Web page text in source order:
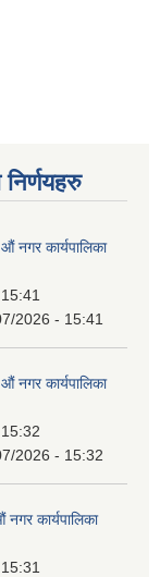
निर्णयहरु
कार्यपालिका
2026 - 15:41
कार्यपालिका
2026 - 15:32
कार्यपालिका